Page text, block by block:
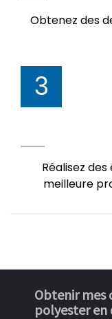
Obtenez des
3
Réalisez
meilleure
Obtenir mes
polyester en